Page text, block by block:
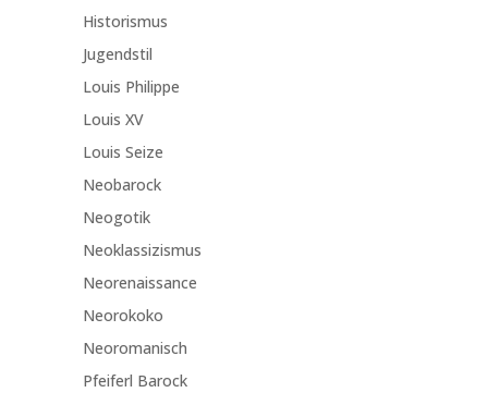
Historismus
Jugendstil
Louis Philippe
Louis XV
Louis Seize
Neobarock
Neogotik
Neoklassizismus
Neorenaissance
Neorokoko
Neoromanisch
Pfeiferl Barock